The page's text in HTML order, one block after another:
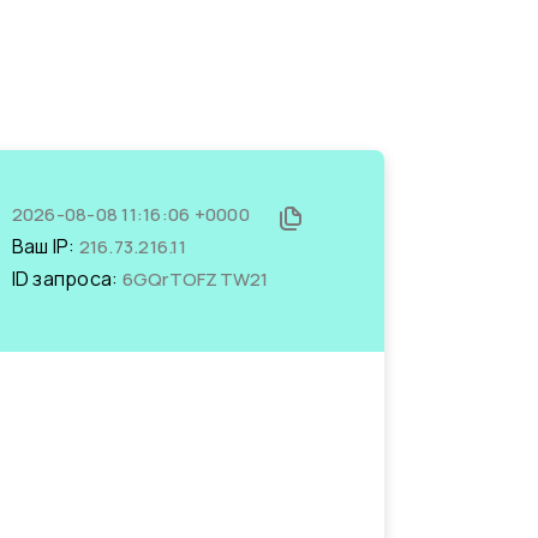
2026-08-08 11:16:06 +0000
Ваш IP: 216.73.216.11
ID запроса: 6GQrTOFZTW21